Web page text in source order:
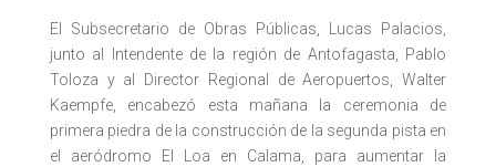
El Subsecretario de Obras Públicas, Lucas Palacios,
junto al Intendente de la región de Antofagasta, Pablo
Toloza y al Director Regional de Aeropuertos, Walter
Kaempfe, encabezó esta mañana la ceremonia de
primera piedra de la construcción de la segunda pista en
el aeródromo El Loa en Calama, para aumentar la